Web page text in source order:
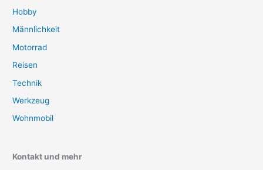
Hobby
Männlichkeit
Motorrad
Reisen
Technik
Werkzeug
Wohnmobil
Kontakt und mehr